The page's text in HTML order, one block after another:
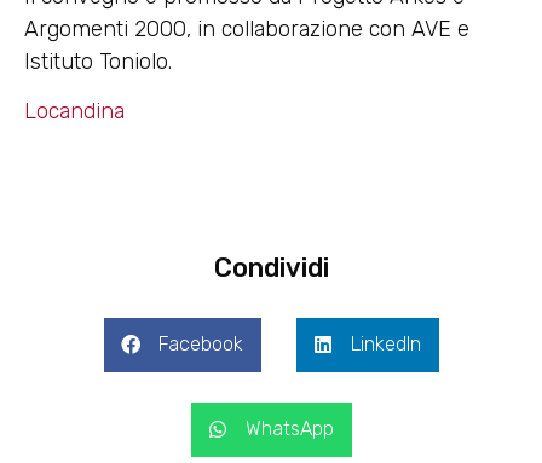
Argomenti 2000, in collaborazione con AVE e
Istituto Toniolo.
Locandina
Condividi
Facebook LinkedIn
WhatsApp